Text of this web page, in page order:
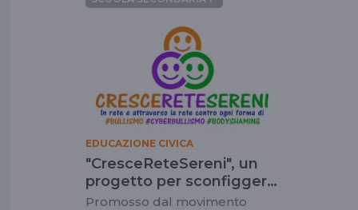
EDUCAZIONE CIVICA
"CresceReteSereni", un
progetto per sconfiggere
bullismo e cyberbullismo
Promosso dal movimento